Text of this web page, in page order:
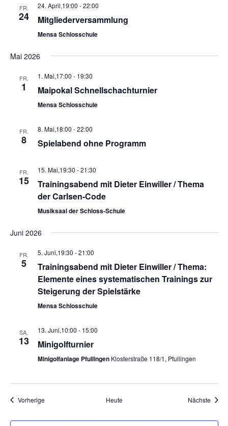
FR.
24
24. April,19:00 -22:00
Mitgliederversammlung
Mensa Schlosschule
Mai 2026
FR.
1
1. Mai,17:00 - 19:30
Maipokal Schnellschachturnier
Mensa Schlosschule
FR.
8
8. Mai,18:00 -22:00
Spielabend ohne Programm
FR.
15
15. Mai,19:30 -21:30
Trainingsabend mit Dieter Einwiller / Thema
der Carlsen-Code
Musiksaal der Schloss-Schule
Juni 2026
FR.
5
5. Juni,19:30 -21:00
Trainingsabend mit Dieter Einwiller / Thema:
Elemente eines systematischen Trainings zur
Steigerung der Spielstärke
Mensa Schlosschule
SA.
13
13. Juni,10:00 - 15:00
Minigolfturnier
Minigolfanlage Pfullingen Klosterstraße 118/1, Pfullingen
VorherigeVeranstaltungen Heute Nächste